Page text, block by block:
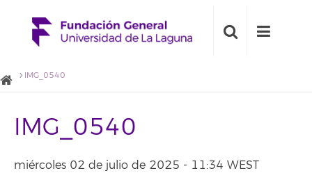
IMG_0540
IMG_0540
miércoles 02 de julio de 2025 - 11:34 WEST